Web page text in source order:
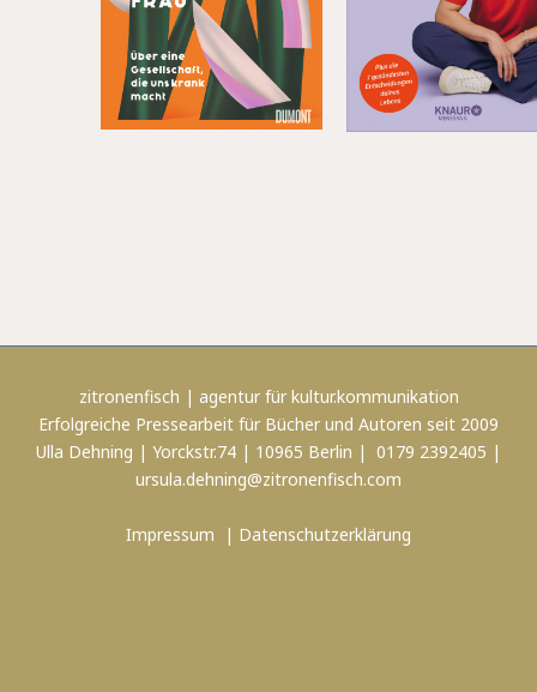
zitronenfisch | agentur für kultur.kommunikation
Erfolgreiche Pressearbeit für Bücher und Autoren seit 2009
Ulla Dehning | Yorckstr.74 | 10965 Berlin | 0179 2392405 |
ursula.dehning@zitronenfisch.com
Impressum | Datenschutzerklärung